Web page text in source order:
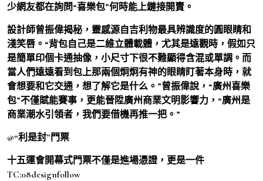
少網友都在詢問“喜樂包”何時能上鏈接開賣。
設計師曾振偉揭秘，靈感源自吉利物最具辨識度的圓眼睛和
淺笑唇。“背包自己是二維立體載體，尤其是遠觀時，假如只
是簡單印個卡通抽像，小尺寸下很不難顯得含混或單調。而
當人們遠遠看到包上那兩個炯炯有神的眼睛盯著本身時，就
會想要和它交通，想了解它是什么。”曾振偉說，“廣州喜樂
包”不僅賦能賽事，更能晉陞廣州商業文明影響力，“廣州是
商業潮水引領者，我們要借機再推一把。”
@“利是封”門票
十五運會開幕式門票不僅是進場憑證，更是一件
TC:08designfollow